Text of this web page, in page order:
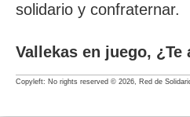
solidario y confraternar.
Vallekas en juego,
Copyleft: No rights reserved © 2026, Red de